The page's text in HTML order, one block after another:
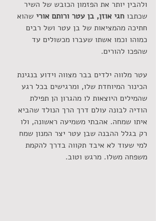
ולהבין יותר את הפזמון הכובש של השיר
שכתבו חגי אוזן, בן עטר ורותם אורי שהוא
חתיכה מהמציאות של בן עטר ושל רבים
כמוהו וכמו אשתו שעברו מכשולים עד
שהפכו להורים.
עטר מלווה ילדים בבר מצווה וידוע בנגינת
הכינור המיוחדת שלו, ומרגישים בכל רגע
שהמילים היוצאות לו מהגרון הן תפילת
הודיה לבונה עולם דרך הרך הנולד שהביא
איתו שמחה. אהבתי משמיעה ראשונה, ולו
רק בגלל ההבנה שבן עטר יצר המנון שמח
למי שעוד לא איבד תקווה בדרך להקמת
משפחה משלו. מרגש וטוב.